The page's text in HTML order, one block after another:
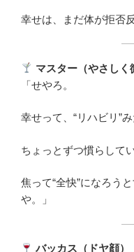
幸せは、まだ体が拒否
マスター（やさしく
「せやろ。
幸せって、“リハビリ”
ちょっとずつ慣らして
焦って“全快”になろう
や。」
バッカス（ドヤ顔）